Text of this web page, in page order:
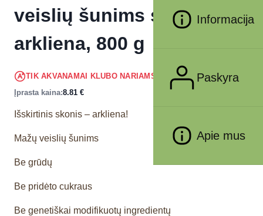
Informacija
Paskyra
Apie mus
veislių šunims su
arkliena, 800 g
TIK AKVANAMAI KLUBO NARIAMS 8.37€ !
Įprasta kaina:8.81 €
Išskirtinis skonis – arkliena!
Mažų veislių šunims
Be grūdų
Be pridėto cukraus
Be genetiškai modifikuotų ingredientų